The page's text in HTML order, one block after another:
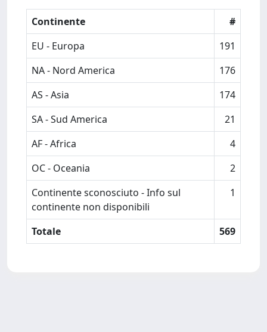
Continente
#
EU - Europa
191
NA - Nord America
176
AS - Asia
174
SA - Sud America
21
AF - Africa
4
OC - Oceania
2
Continente sconosciuto - Info sul
continente non disponibili
1
Totale 569